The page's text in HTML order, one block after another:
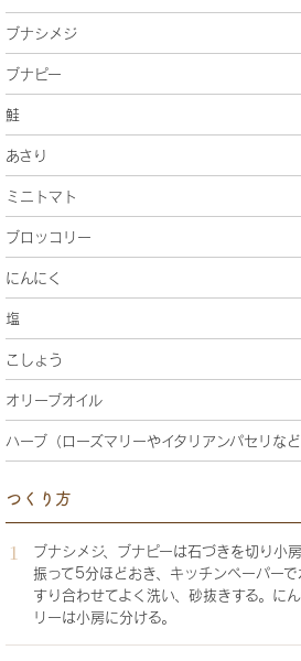
ブナシメジ
ブナピー
鮭
あさり
ミニトマト
ブロッコリー
にんにく
塩
こしょう
オリーブオイル
ハーブ（ローズマリーやイタリアンパセリなど
つくり方
ブナシメジ、ブナピーは石づきを切り小
振って5分ほどおき、キッチンペーパー
すり合わせてよく洗い、砂抜きする。に
リーは小房に分ける。